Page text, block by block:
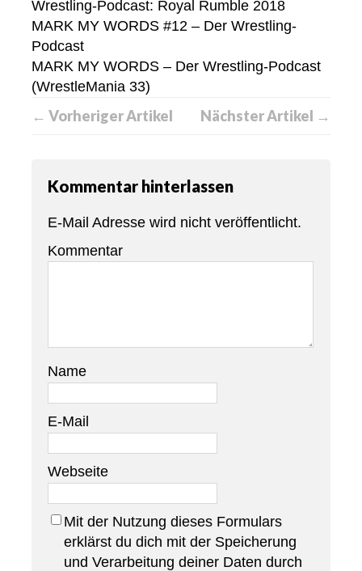
Wrestling-Podcast: Royal Rumble 2018
MARK MY WORDS #12 – Der Wrestling-
Podcast
MARK MY WORDS – Der Wrestling-Podcast
(WrestleMania 33)
← Vorheriger Artikel Nächster Artikel →
Kommentar hinterlassen
E-Mail Adresse wird nicht veröffentlicht.
Kommentar
Name
E-Mail
Webseite
Mit der Nutzung dieses Formulars
erklärst du dich mit der Speicherung
und Verarbeitung deiner Daten durch